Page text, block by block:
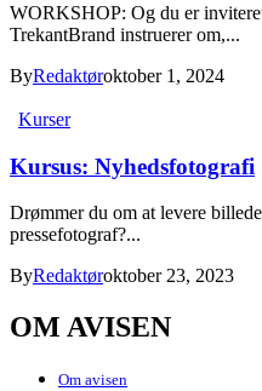
WORKSHOP: Og du er
TrekantBrand instruerer om,...
ByRedaktøroktober 1, 2024
Kurser
Kursus: Nyhedsfotografi
Drømmer du om at levere
pressefotograf?...
ByRedaktøroktober 23, 2023
OM AVISEN
Om avisen